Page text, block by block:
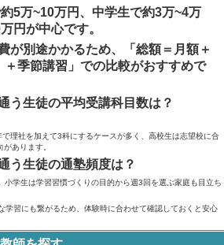
5万~10万円、中学生で約3万~4万
円が中心です。
が別途かかるため、「総額＝月額＋
＋季節講習」での比較がおすすめで
う生徒の平均受講科目数は？
理社を加えて3科にするケースが多く、高校生は志望校に合
あります。
う生徒の通塾頻度は？
学生は学習習慣づくりの目的から週3回を選ぶ家庭も目立ち
学習にも繋がるため、体験時に合わせて確認しておくと安心